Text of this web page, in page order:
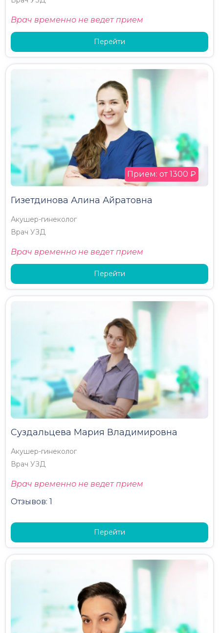
Врач временно не ведет прием
Перейти
Гизетдинова Алина Айратовна
Акушер-гинеколог
Врач УЗД
Врач временно не ведет прием
Прием: от 1300 ₽
Перейти
Суздальцева Мария Владимировна
Акушер-гинеколог
Врач УЗД
Врач временно не ведет прием
Отзывов: 1
Перейти